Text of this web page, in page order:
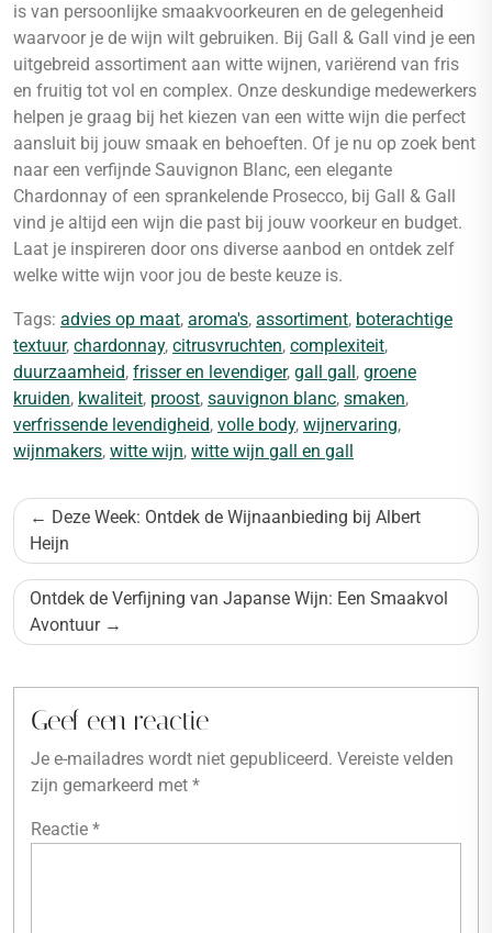
is van persoonlijke smaakvoorkeuren en de gelegenheid
waarvoor je de wijn wilt gebruiken. Bij Gall & Gall vind je een
uitgebreid assortiment aan witte wijnen, variërend van fris
en fruitig tot vol en complex. Onze deskundige medewerkers
helpen je graag bij het kiezen van een witte wijn die perfect
aansluit bij jouw smaak en behoeften. Of je nu op zoek bent
naar een verfijnde Sauvignon Blanc, een elegante
Chardonnay of een sprankelende Prosecco, bij Gall & Gall
vind je altijd een wijn die past bij jouw voorkeur en budget.
Laat je inspireren door ons diverse aanbod en ontdek zelf
welke witte wijn voor jou de beste keuze is.
Tags: advies op maat, aroma's, assortiment, boterachtige
textuur, chardonnay, citrusvruchten, complexiteit,
duurzaamheid, frisser en levendiger, gall gall, groene
kruiden, kwaliteit, proost, sauvignon blanc, smaken,
verfrissende levendigheid, volle body, wijnervaring,
wijnmakers, witte wijn, witte wijn gall en gall
Bericht
navigatie
Deze Week: Ontdek de Wijnaanbieding bij Albert
Heijn
Ontdek de Verfijning van Japanse Wijn: Een Smaakvol
Avontuur
Geef een reactie
Je e-mailadres wordt niet gepubliceerd. Vereiste velden
zijn gemarkeerd met *
Reactie *